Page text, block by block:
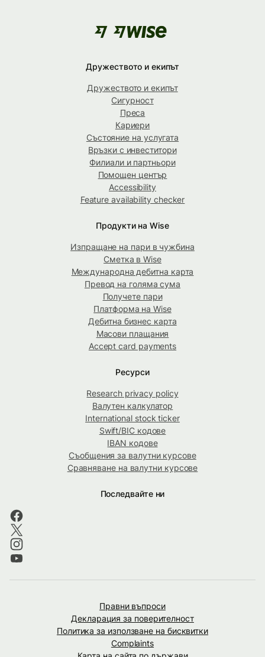
Дружеството и екипът
Дружеството и екипът
Сигурност
Преса
Кариери
Състояние на услугата
Връзки с инвеститори
Филиали и партньори
Помощен център
Accessibility
Feature availability checker
Продукти на Wise
Изпращане на пари в чужбина
Сметка в Wise
Международна дебитна карта
Превод на голяма сума
Получете пари
Платформа на Wise
Дебитна бизнес карта
Масови плащания
Accept card payments
Ресурси
Research privacy policy
Валутен калкулатор
International stock ticker
Swift/BIC кодове
IBAN кодове
Съобщения за валутни курсове
Сравняване на валутни курсове
Последвайте ни
Правни въпроси
Декларация за поверителност
Политика за използване на бисквитки
Complaints